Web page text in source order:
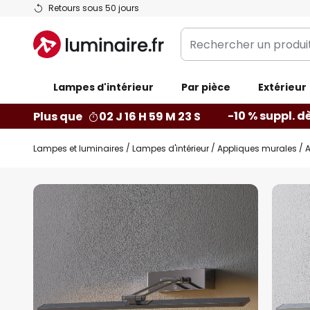
Retours sous 50 jours
Allez
contenu
Rechercher
un
catégorie...
Lampes d'intérieur Par pièce Extérieur
Plus que 02 J 16 H 59 M 22 S -10 % suppl.
Lampes et luminaires Lampes d'intérieur Appliques murales
Skip
to
the
end
of
the
images